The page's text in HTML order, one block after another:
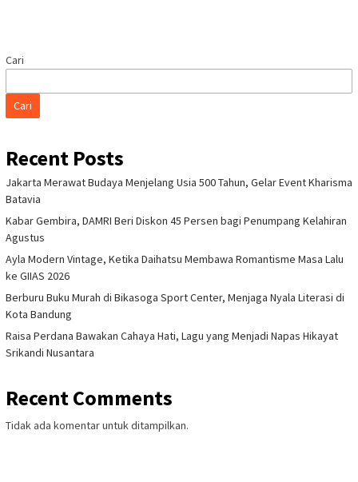
Cari
Cari
Recent Posts
Jakarta Merawat Budaya Menjelang Usia 500 Tahun, Gelar Event Kharisma
Batavia
Kabar Gembira, DAMRI Beri Diskon 45 Persen bagi Penumpang Kelahiran
Agustus
Ayla Modern Vintage, Ketika Daihatsu Membawa Romantisme Masa Lalu
ke GIIAS 2026
Berburu Buku Murah di Bikasoga Sport Center, Menjaga Nyala Literasi di
Kota Bandung
Raisa Perdana Bawakan Cahaya Hati, Lagu yang Menjadi Napas Hikayat
Srikandi Nusantara
Recent Comments
Tidak ada komentar untuk ditampilkan.